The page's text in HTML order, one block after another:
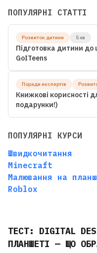
ПОПУЛЯРНІ СТАТТІ
Розвиток дитини 5 хв
Підготовка дитини
GoITeens
Поради експертів
Книжкові корисності
подарунки!)
ПОПУЛЯРНІ КУРСИ
Швидкочитання
Minecraft
Малювання на
Roblox
ТЕСТ: DIGITAL
ПЛАНШЕТІ — ЩО